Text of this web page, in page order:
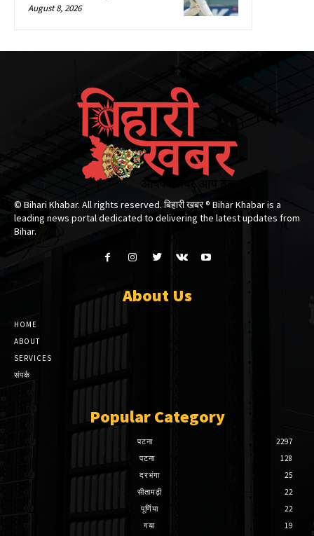
August 8, 2026
© Bihari Khabar. All rights reserved. बिहारी खबर ®​ Bihar Khabar is a
leading news portal dedicated to delivering the latest updates from
Bihar.
About Us
HOME
ABOUT
SERVICES
संपर्क
Popular Category
पटना
2297
पटना
128
दरभंगा
25
सीतामढ़ी
22
पूर्णिया
22
गया
19